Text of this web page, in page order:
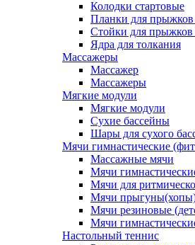
Колодки стартовые
Планки для прыжков
Стойки для прыжков
Ядра для толкания
Массажеры
Массажер
Массажеры
Мягкие модули
Мягкие модули
Сухие бассейны
Шары для сухого
Мячи гимнастические
Массажные мячи
Мячи
Мячи для
Мячи
Мячи резиновые
Мячи
Настольный теннис